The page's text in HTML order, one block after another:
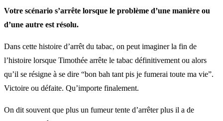
Votre scénario s’arrête lorsque le problème d’une manière ou
d’une autre est résolu.
Dans cette histoire d’arrêt du tabac, on peut imaginer la fin de
l’histoire lorsque Timothée arrête le tabac définitivement ou alors
qu’il se résigne à se dire “bon bah tant pis je fumerai toute ma vie”.
Victoire ou défaite. Qu’importe finalement.
On dit souvent que plus un fumeur tente d’arrêter plus il a de